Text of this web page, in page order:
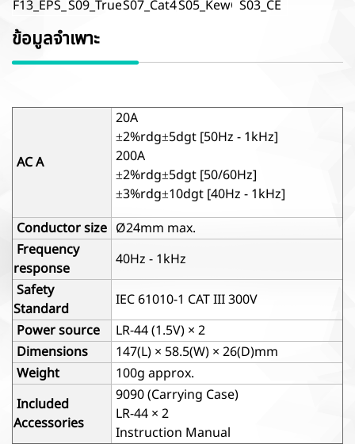
ข้อมูลจำเพาะ
AC A
20A
±2%rdg±5dgt [50Hz - 1kHz]
200A
±2%rdg±5dgt [50/60Hz]
±3%rdg±10dgt [40Hz - 1kHz]
Conductor size Ø24mm max.
Frequency
response
40Hz - 1kHz
Safety
Standard
IEC 61010-1 CAT III 300V
Power source
LR-44 (1.5V) × 2
Dimensions
147(L) × 58.5(W) × 26(D)mm
Weight
100g approx.
Included
Accessories
9090 (Carrying Case)
LR-44 × 2
Instruction Manual